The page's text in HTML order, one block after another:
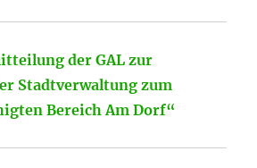
der GAL zur
Stadtverwaltung zum
Bereich Am Dorf“